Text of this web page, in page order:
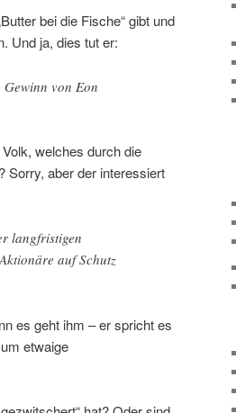
bei die Fische“ gibt und
Und ja, dies tut er:
von Eon
welches durch die
Sorry, aber der interessiert
langfristigen
auf Schutz
es geht ihm – er spricht es
etwaige